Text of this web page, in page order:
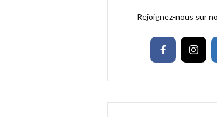
Rejoignez-nous sur